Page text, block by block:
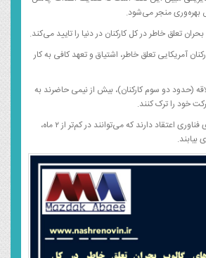
بهره‌وری منجر می‌شود.
تعلق خاطر در کل کارکنان در دنیا را تایید می‌کند.
آمریکایی تعلق خاطر، اشتیاق و تعهد کافی به کار
(حدود دو سوم کارکنان)، بیش از نیمی حاضرند به
دو سوم شرکت‌های فناوری اعتقاد دارند که می‌توانند در کم‌تر از ۲ ماه،